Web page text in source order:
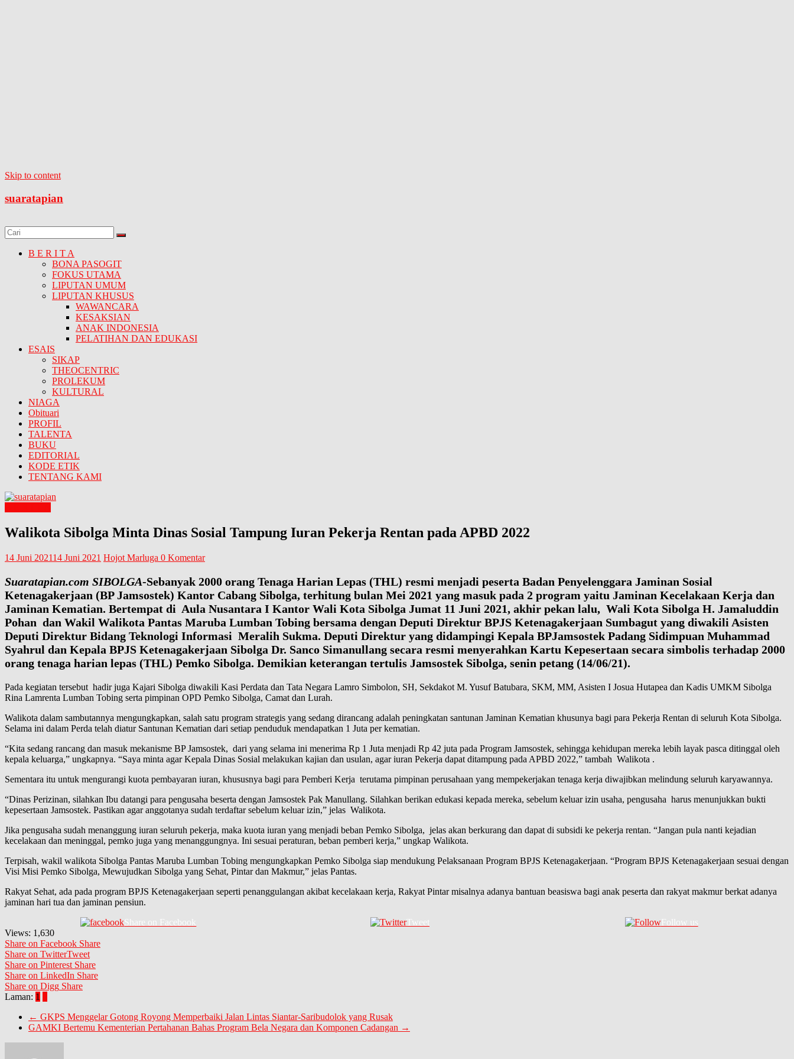
Skip to content
suaratapian
B E R I T A
BONA PASOGIT
FOKUS UTAMA
LIPUTAN UMUM
LIPUTAN KHUSUS
WAWANCARA
KESAKSIAN
ANAK INDONESIA
PELATIHAN DAN EDUKASI
ESAIS
SIKAP
THEOCENTRIC
PROLEKUM
KULTURAL
NIAGA
Obituari
PROFIL
TALENTA
BUKU
EDITORIAL
KODE ETIK
TENTANG KAMI
Walikota Sibolga Minta Dinas Sosial Tampung Iuran Pekerja Rentan pada APBD 2022
14 Juni 202114 Juni 2021 Hojot Marluga 0 Komentar
Suaratapian.com SIBOLGA-Sebanyak 2000 orang Tenaga Harian Lepas (THL) resmi menjadi peserta Badan Penyelenggara Jaminan Sosial
Ketenagakerjaan (BP Jamsostek) Kantor Cabang Sibolga, terhitung bulan Mei 2021 yang masuk pada 2 program yaitu Jaminan Kecelakaan Kerja dan
Jaminan Kematian. Bertempat di Aula Nusantara I Kantor Wali Kota Sibolga Jumat 11 Juni 2021, akhir pekan lalu, Wali Kota Sibolga H. Jamaluddin
Pohan dan Wakil Walikota Pantas Maruba Lumban Tobing bersama dengan Deputi Direktur BPJS Ketenagakerjaan Sumbagut yang diwakili Asisten
Deputi Direktur Bidang Teknologi Informasi Meralih Sukma. Deputi Direktur yang didampingi Kepala BPJamsostek Padang Sidimpuan Muhammad
Syahrul dan Kepala BPJS Ketenagakerjaan Sibolga Dr. Sanco Simanullang secara resmi menyerahkan Kartu Kepesertaan secara simbolis terhadap 2000
orang tenaga harian lepas (THL) Pemko Sibolga. Demikian keterangan tertulis Jamsostek Sibolga, senin petang (14/06/21).
Pada kegiatan tersebut hadir juga Kajari Sibolga diwakili Kasi Perdata dan Tata Negara Lamro Simbolon, SH, Sekdakot M. Yusuf Batubara, SKM, MM, Asisten I Josua Hutapea dan Kadis UMKM Sibolga
Rina Lamrenta Lumban Tobing serta pimpinan OPD Pemko Sibolga, Camat dan Lurah.
Walikota dalam sambutannya mengungkapkan, salah satu program strategis yang sedang dirancang adalah peningkatan santunan Jaminan Kematian khusunya bagi para Pekerja Rentan di seluruh Kota Sibolga.
Selama ini dalam Perda telah diatur Santunan Kematian dari setiap penduduk mendapatkan 1 Juta per kematian.
“Kita sedang rancang dan masuk mekanisme BP Jamsostek, dari yang selama ini menerima Rp 1 Juta menjadi Rp 42 juta pada Program Jamsostek, sehingga kehidupan mereka lebih layak pasca ditinggal oleh
kepala keluarga,” ungkapnya. “Saya minta agar Kepala Dinas Sosial melakukan kajian dan usulan, agar iuran Pekerja dapat ditampung pada APBD 2022,” tambah Walikota .
Sementara itu untuk mengurangi kuota pembayaran iuran, khususnya bagi para Pemberi Kerja terutama pimpinan perusahaan yang mempekerjakan tenaga kerja diwajibkan melindung seluruh karyawannya.
“Dinas Perizinan, silahkan Ibu datangi para pengusaha beserta dengan Jamsostek Pak Manullang. Silahkan berikan edukasi kepada mereka, sebelum keluar izin usaha, pengusaha harus menunjukkan bukti
kepesertaan Jamsostek. Pastikan agar anggotanya sudah terdaftar sebelum keluar izin,” jelas Walikota.
Jika pengusaha sudah menanggung iuran seluruh pekerja, maka kuota iuran yang menjadi beban Pemko Sibolga, jelas akan berkurang dan dapat di subsidi ke pekerja rentan. “Jangan pula nanti kejadian
kecelakaan dan meninggal, pemko juga yang menanggungnya. Ini sesuai peraturan, beban pemberi kerja,” ungkap Walikota.
Terpisah, wakil walikota Sibolga Pantas Maruba Lumban Tobing mengungkapkan Pemko Sibolga siap mendukung Pelaksanaan Program BPJS Ketenagakerjaan. “Program BPJS Ketenagakerjaan sesuai dengan
Visi Misi Pemko Sibolga, Mewujudkan Sibolga yang Sehat, Pintar dan Makmur,” jelas Pantas.
Rakyat Sehat, ada pada program BPJS Ketenagakerjaan seperti penanggulangan akibat kecelakaan kerja, Rakyat Pintar misalnya adanya bantuan beasiswa bagi anak peserta dan rakyat makmur berkat adanya
jaminan hari tua dan jaminan pensiun.
Share on Facebook
Tweet
Follow us
Views: 1,630
Share on Facebook Share
Share on TwitterTweet
Share on Pinterest Share
Share on LinkedIn Share
Share on Digg Share
Laman: 1
← GKPS Menggelar Gotong Royong Memperbaiki Jalan Lintas Siantar-Saribudolok yang Rusak
GAMKI Bertemu Kementerian Pertahanan Bahas Program Bela Negara dan Komponen Cadangan →